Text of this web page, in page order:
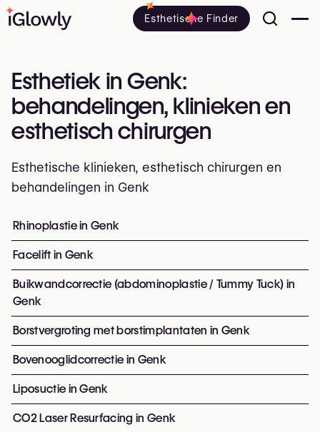
Esthetische Finder
Esthetiek in Genk:
behandelingen, klinieken en
esthetisch chirurgen
Esthetische klinieken, esthetisch chirurgen en
behandelingen in Genk
Alles over esthetiek in Genk: klinieken, esthetisch en
Top ingrepen en
Rhinoplastie in Genk
Facelift in Genk
Buikwandcorrectie (abdominoplastie / Tummy Tuck) in
Genk
Borstvergroting met borstimplantaten in Genk
Bovenooglidcorrectie in Genk
Liposuctie in Genk
CO2 Laser Resurfacing in Genk